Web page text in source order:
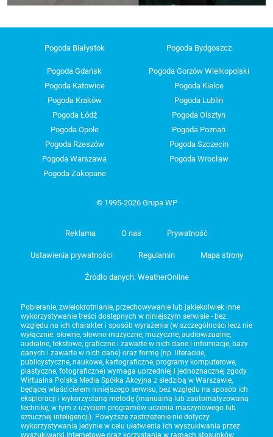
Pogoda Białystok Pogoda Bydgoszcz
Pogoda Gdańsk
Pogoda Gorzów Wielkopolski
Pogoda Katowice
Pogoda Kielce
Pogoda Kraków
Pogoda Lublin
Pogoda Łódź
Pogoda Olsztyn
Pogoda Opole
Pogoda Poznań
Pogoda Rzeszów
Pogoda Szczecin
Pogoda Warszawa
Pogoda Wrocław
Pogoda Zakopane
© 1995-2026 Grupa WP
Reklama O nas Prywatność
Ustawienia prywatności Regulamin Mapa strony
Źródło danych: WeatherOnline
Pobieranie, zwielokrotnianie, przechowywanie lub jakiekolwiek inne
wykorzystywanie treści dostępnych w niniejszym serwisie - bez
względu na ich charakter i sposób wyrażenia (w szczególności lecz nie
wyłącznie: słowne, słowno-muzyczne, muzyczne, audiowizualne,
audialne, tekstowe, graficzne i zawarte w nich dane i informacje, bazy
danych i zawarte w nich dane) oraz formę (np. literackie,
publicystyczne, naukowe, kartograficzne, programy komputerowe,
plastyczne, fotograficzne) wymaga uprzedniej i jednoznacznej zgody
Wirtualna Polska Media Spółka Akcyjna z siedzibą w Warszawie,
będącej właścicielem niniejszego serwisu, bez względu na sposób ich
eksploracji i wykorzystaną metodę (manualną lub zautomatyzowaną
technikę, w tym z użyciem programów uczenia maszynowego lub
sztucznej inteligencji). Powyższe zastrzeżenie nie dotyczy
wykorzystywania jedynie w celu ułatwienia ich wyszukiwania przez
wyszukiwarki internetowe oraz korzystania w ramach stosunków